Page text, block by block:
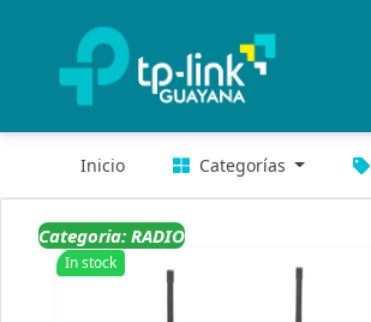
Inicio Categorías
Categoria: RADIO
In stock